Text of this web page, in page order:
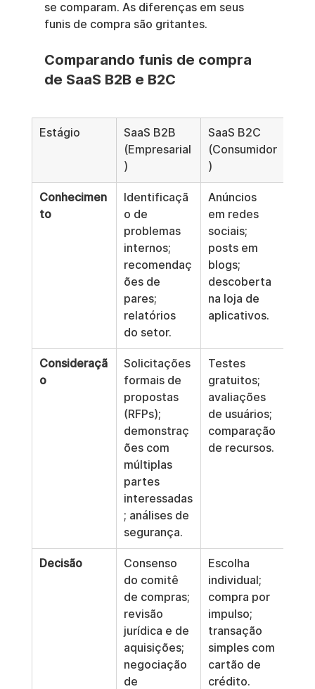
se comparam. As diferenças em seus
funis de compra são gritantes.
Comparando funis de compra
de SaaS B2B e B2C
Estágio
SaaS B2B
(Empresarial
)
SaaS B2C
(Consumidor
)
Conhecimen
to
Identificaçã
o de
problemas
internos;
recomendaç
ões de
pares;
relatórios
do setor.
Anúncios
em redes
sociais;
posts em
blogs;
descoberta
na loja de
aplicativos.
Consideraçã
o
Solicitações
formais de
propostas
(RFPs);
demonstraç
ões com
múltiplas
partes
interessadas
; análises de
segurança.
Testes
gratuitos;
avaliações
de usuários;
comparação
de recursos.
Decisão
Consenso
do comitê
de compras;
revisão
jurídica e de
aquisições;
negociação
de
Escolha
individual;
compra por
impulso;
transação
simples com
cartão de
crédito.